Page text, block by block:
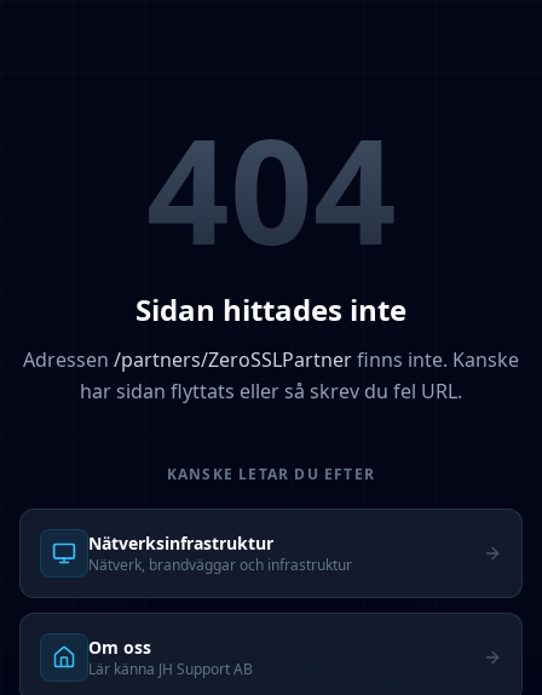
404
Sidan hittades inte
Adressen /partners/ZeroSSLPartnerfinns inte. Kanske
har sidan flyttats eller så skrev du fel URL.
KANSKE LETAR DU EFTER
Nätverks­infrastruktur
Nätverk, brandväggar och infrastruktur
Om oss
Lär känna JH Support AB